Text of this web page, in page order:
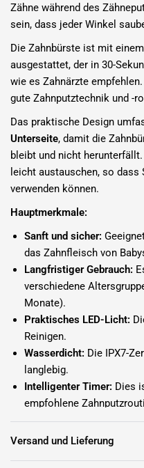
Zähne während des
sein, dass jeder Winkel
Die Zahnbürste ist mit einem
ausgestattet, der in 30-
wie es Zahnärzte
gute Zahnputztechnik und -
Das praktische Design
Unterseite, damit die
bleibt und nicht
leicht austauschen, so
verwenden können.
Hauptmerkmale:
Sanft und sicher:
das Zahnfleisch von
Langfristiger Gebrauch:
verschiedene
Monate).
Praktisches LED-Licht:
Reinigen.
Wasserdicht: Die IPX7-
langlebig.
Intelligenter Timer: Dies
empfohlene
Saugnapf-Design:Hält
Mit dieser elektrischen
Komfort, Sicherheit und
Versand und Lieferung